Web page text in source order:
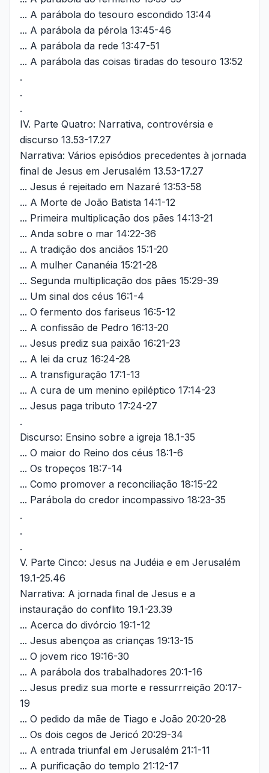
... A parábola do tesouro escondido 13:44
... A parábola da pérola 13:45-46
... A parábola da rede 13:47-51
... A parábola das coisas tiradas do tesouro 13:52
.
.
.
IV. Parte Quatro: Narrativa, controvérsia e
discurso 13.53-17.27
Narrativa: Vários episódios precedentes à jornada
final de Jesus em Jerusalém 13.53-17.27
... Jesus é rejeitado em Nazaré 13:53-58
... A Morte de João Batista 14:1-12
... Primeira multiplicação dos pães 14:13-21
... Anda sobre o mar 14:22-36
... A tradição dos anciãos 15:1-20
... A mulher Cananéia 15:21-28
... Segunda multiplicação dos pães 15:29-39
... Um sinal dos céus 16:1-4
... O fermento dos fariseus 16:5-12
... A confissão de Pedro 16:13-20
... Jesus prediz sua paixão 16:21-23
... A lei da cruz 16:24-28
... A transfiguração 17:1-13
... A cura de um menino epiléptico 17:14-23
... Jesus paga tributo 17:24-27
.
Discurso: Ensino sobre a igreja 18.1-35
... O maior do Reino dos céus 18:1-6
... Os tropeços 18:7-14
... Como promover a reconciliação 18:15-22
... Parábola do credor incompassivo 18:23-35
.
.
.
V. Parte Cinco: Jesus na Judéia e em Jerusalém
19.1-25.46
Narrativa: A jornada final de Jesus e a
instauração do conflito 19.1-23.39
... Acerca do divórcio 19:1-12
... Jesus abençoa as crianças 19:13-15
... O jovem rico 19:16-30
... A parábola dos trabalhadores 20:1-16
... Jesus prediz sua morte e ressurrreição 20:17-
19
... O pedido da mãe de Tiago e João 20:20-28
... Os dois cegos de Jericó 20:29-34
... A entrada triunfal em Jerusalém 21:1-11
... A purificação do templo 21:12-17